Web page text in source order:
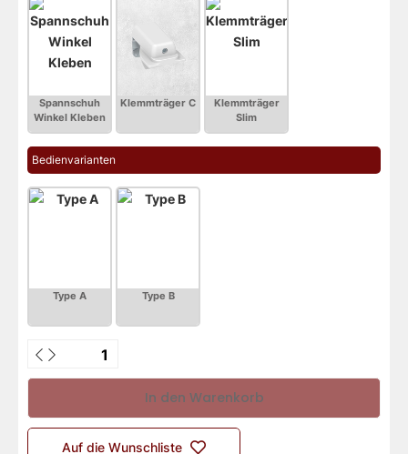
Bedienvarianten
In den Warenkorb
Auf die Wunschliste